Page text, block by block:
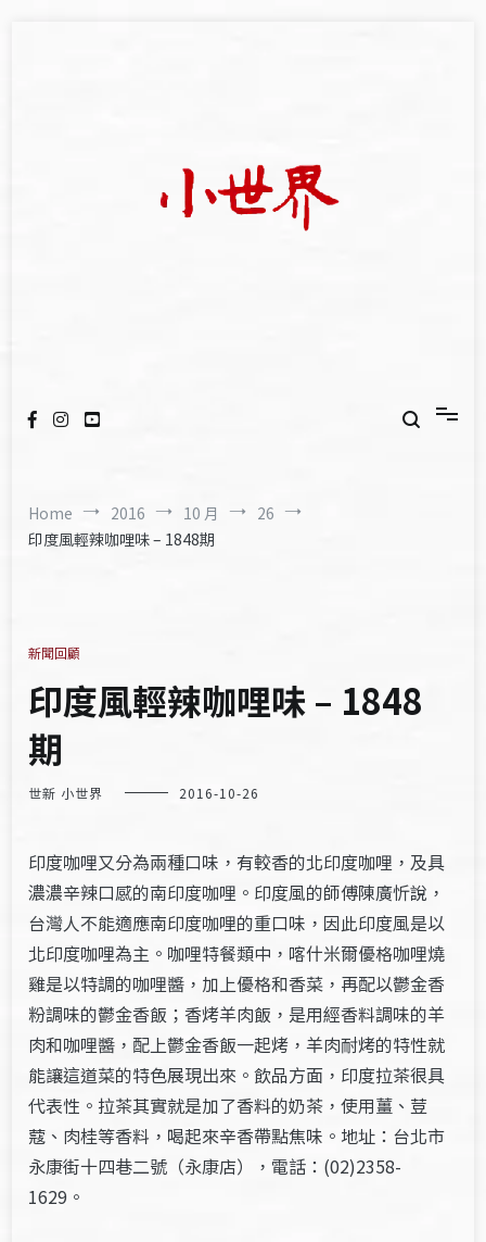
Home 2016 10 月
26
印度風輕辣咖哩味 – 1848期
新聞回顧
印度風輕辣咖哩味 – 1848
期
世新 小世界 2016-10-26
印度咖哩又分為兩種口味，有較香的北印度咖哩，及具
濃濃辛辣口感的南印度咖哩。印度風的師傅陳廣忻說，
台灣人不能適應南印度咖哩的重口味，因此印度風是以
北印度咖哩為主。咖哩特餐類中，喀什米爾優格咖哩燒
雞是以特調的咖哩醬，加上優格和香菜，再配以鬱金香
粉調味的鬱金香飯；香烤羊肉飯，是用經香料調味的羊
肉和咖哩醬，配上鬱金香飯一起烤，羊肉耐烤的特性就
能讓這道菜的特色展現出來。飲品方面，印度拉茶很具
代表性。拉茶其實就是加了香料的奶茶，使用薑、荳
蔻、肉桂等香料，喝起來辛香帶點焦味。地址：台北市
永康街十四巷二號（永康店），電話：(02)2358-
1629。